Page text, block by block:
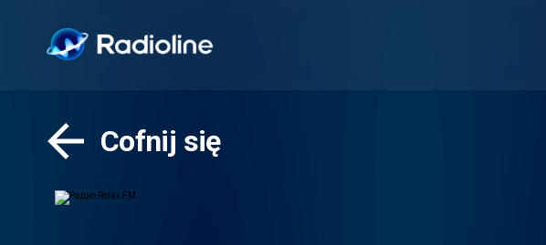
Cofnij się